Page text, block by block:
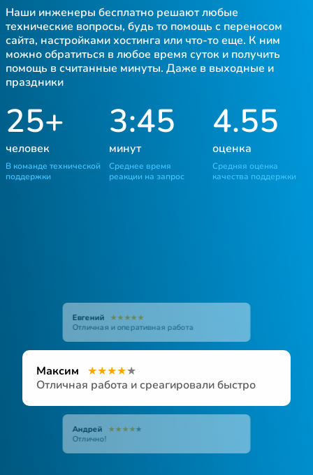
Наши инженеры бесплатно решают любые
технические вопросы, будь то помощь с переносом
сайта, настройками хостинга или что-то еще. К ним
можно обратиться в любое время суток и получить
помощь в считанные минуты. Даже в выходные и
праздники
25+
человек
В команде технической
поддержки
3:45
минут
Среднее время
реакции на запрос
4.55
оценка
Средняя оценка
качества поддержки
Ирина ★★★★★
Евгений ★★★★★
Отличная и оперативная работа
Максим ★★★★★
Отличная работа и среагировали быстро
Андрей ★★★★★
Отлично!
Антон ★★★★★